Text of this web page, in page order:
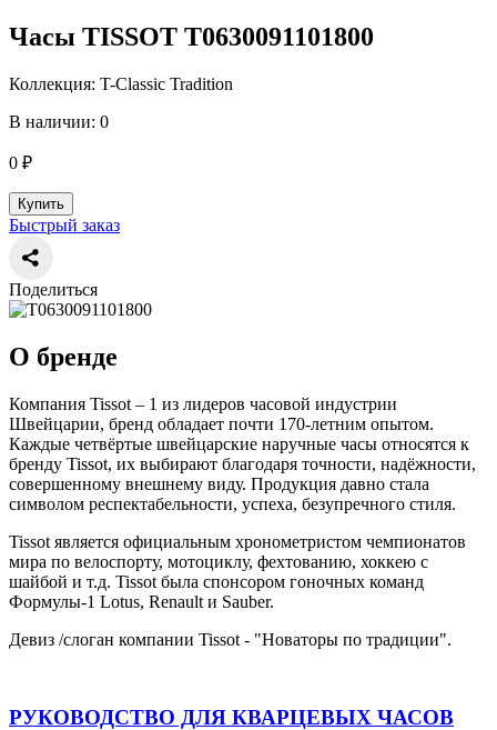
Часы TISSOT T0630091101800
Коллекция: T-Classic Tradition
В наличии: 0
0 ₽
Купить
Быстрый заказ
Поделиться
О бренде
Компания Tissot – 1 из лидеров часовой индустрии
Швейцарии, бренд обладает почти 170-летним опытом.
Каждые четвёртые швейцарские наручные часы относятся к
бренду Tissot, их выбирают благодаря точности, надёжности,
совершенному внешнему виду. Продукция давно стала
символом респектабельности, успеха, безупречного стиля.
Tissot является официальным хронометристом чемпионатов
мира по велоспорту, мотоциклу, фехтованию, хоккею с
шайбой и т.д. Tissot была спонсором гоночных команд
Формулы-1 Lotus, Renault и Sauber.
Девиз /слоган компании Tissot - "Новаторы по традиции".
РУКОВОДСТВО ДЛЯ КВАРЦЕВЫХ ЧАСОВ